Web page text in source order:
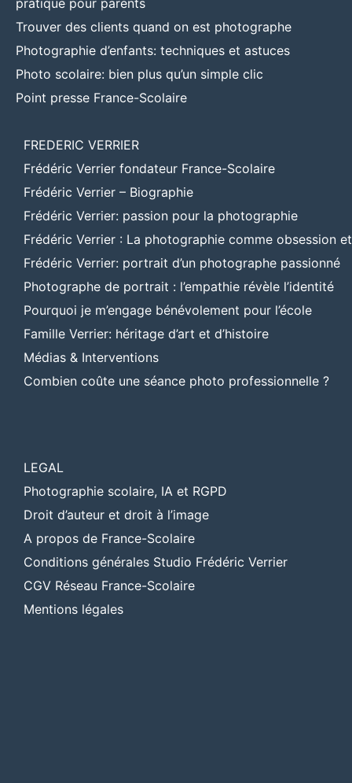
Trouver des clients quand on est photographe
Photographie d’enfants: techniques et astuces
Photo scolaire: bien plus qu’un simple clic
Point presse France-Scolaire
FREDERIC VERRIER
Frédéric Verrier fondateur France-Scolaire
Frédéric Verrier – Biographie
Frédéric Verrier: passion pour la photographie
Frédéric Verrier : La photographie comme obsession
Frédéric Verrier: portrait d’un photographe passionné
Photographe de portrait : l’empathie révèle l’identité
Pourquoi je m’engage bénévolement pour l’école
Famille Verrier: héritage d’art et d’histoire
Médias & Interventions
Combien coûte une séance photo professionnelle ?
LEGAL
Photographie scolaire, IA et RGPD
Droit d’auteur et droit à l’image
A propos de France-Scolaire
Conditions générales Studio Frédéric Verrier
CGV Réseau France-Scolaire
Mentions légales